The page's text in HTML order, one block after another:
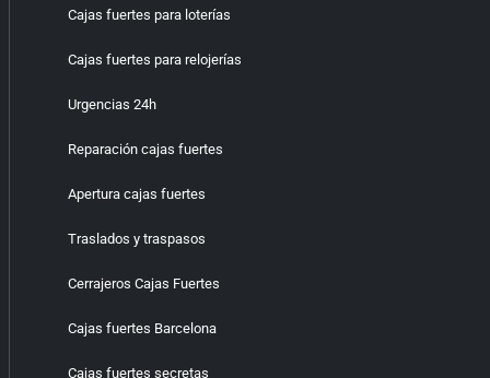
Cajas fuertes para loterías
Cajas fuertes para relojerías
Urgencias 24h
Reparación cajas fuertes
Apertura cajas fuertes
Traslados y traspasos
Cerrajeros Cajas Fuertes
Cajas fuertes Barcelona
Cajas fuertes secretas